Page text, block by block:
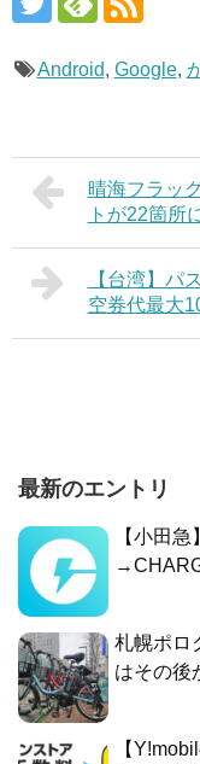
Android, Google,
晴海フラッ
トが22箇所
【台湾】パ
空券代最大
最新のエントリ
【小田
札幌ポロ
はその後
【